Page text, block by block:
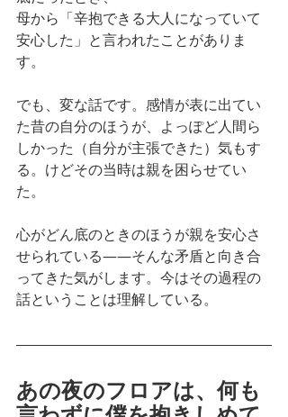
母から「辛抱できる大人になっていて
安心した」と言われたことがありま
す。
でも、変な話です。感情が表に出てい
た昔の自分のほうが、よっぽど人間ら
しかった（自分が主張できた）気もす
る。けどその当時は親を困らせてい
た。
心がどん底のときのほうが親を安心さ
せられている——そんな矛盾と向き合
ってきた気がします。今はその過程の
話ということは理解している。
あの夜のフロアは、何も